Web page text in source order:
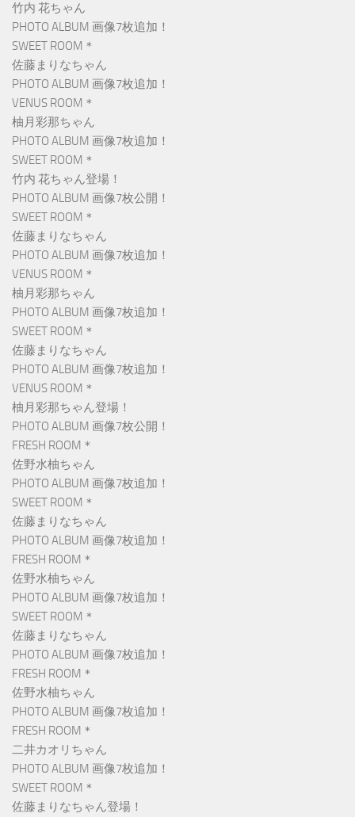
竹内 花ちゃん
PHOTO ALBUM 画像7枚追加！
SWEET ROOM＊
佐藤まりなちゃん
PHOTO ALBUM 画像7枚追加！
VENUS ROOM＊
柚月彩那ちゃん
PHOTO ALBUM 画像7枚追加！
SWEET ROOM＊
竹内 花ちゃん登場！
PHOTO ALBUM 画像7枚公開！
SWEET ROOM＊
佐藤まりなちゃん
PHOTO ALBUM 画像7枚追加！
VENUS ROOM＊
柚月彩那ちゃん
PHOTO ALBUM 画像7枚追加！
SWEET ROOM＊
佐藤まりなちゃん
PHOTO ALBUM 画像7枚追加！
VENUS ROOM＊
柚月彩那ちゃん登場！
PHOTO ALBUM 画像7枚公開！
FRESH ROOM＊
佐野水柚ちゃん
PHOTO ALBUM 画像7枚追加！
SWEET ROOM＊
佐藤まりなちゃん
PHOTO ALBUM 画像7枚追加！
FRESH ROOM＊
佐野水柚ちゃん
PHOTO ALBUM 画像7枚追加！
SWEET ROOM＊
佐藤まりなちゃん
PHOTO ALBUM 画像7枚追加！
FRESH ROOM＊
佐野水柚ちゃん
PHOTO ALBUM 画像7枚追加！
FRESH ROOM＊
二井カオリちゃん
PHOTO ALBUM 画像7枚追加！
SWEET ROOM＊
佐藤まりなちゃん登場！